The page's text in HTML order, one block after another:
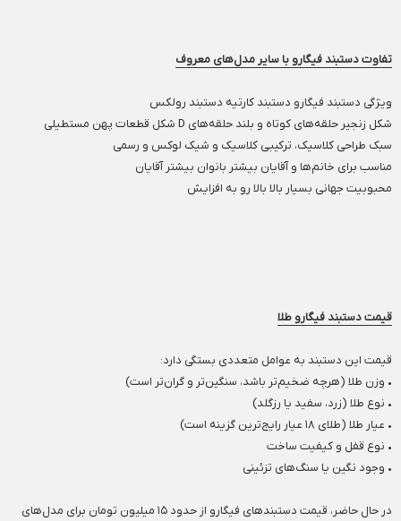
تفاوت دستبند فیگارو با سایر مدل‌های معروف
ویژگی دستبند فیگارو دستبند کارتیه دستبند رولکس
شکل زنجیر حلقه‌های کوتاه و بلند حلقه‌های D شکل قطعات پهن مستطیلی
سبک طراحی کلاسیک، ترکیبی کلاسیک و شیک لوکس و رسمی
مناسب برای خانم‌ها و آقایان بیشتر بانوان بیشتر آقایان
محبوبیت جهانی بسیار بالا بالا رو به افزایش
قیمت دستبند فیگارو طلا
قیمت این دستبند به عوامل متعددی بستگی دارد:
• وزن طلا (هرچه ضخیم‌تر باشد، سنگین‌تر و گران‌تر است)
• نوع طلا (زرد، سفید یا رزگلد)
• عیار طلا (طلای ۱۸ عیار رایج‌ترین گزینه است)
• نوع قفل و کیفیت ساخت
• وجود نگین یا سنگ‌های تزئینی
در حال حاضر، قیمت دستبندهای فیگارو از حدود ۱۵ میلیون تومان برای مدل‌های